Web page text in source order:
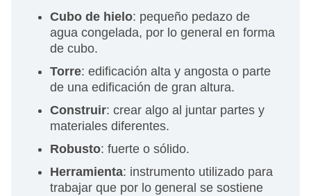
Cubo de hielo: pequeño pedazo de
agua congelada, por lo general en forma
de cubo.
Torre: edificación alta y angosta o parte
de una edificación de gran altura.
Construir: crear algo al juntar partes y
materiales diferentes.
Robusto: fuerte o sólido.
Herramienta: instrumento utilizado para
trabajar que por lo general se sostiene